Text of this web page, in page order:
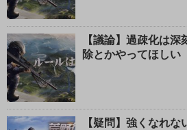
【議論】過疎化は
除とかやってほしい
【疑問】強くなれ